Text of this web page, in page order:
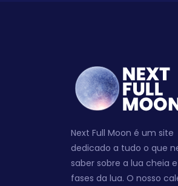
Next Full Moon é um site
dedicado a tudo o que
saber sobre a lua cheia
fases da lua. O nosso